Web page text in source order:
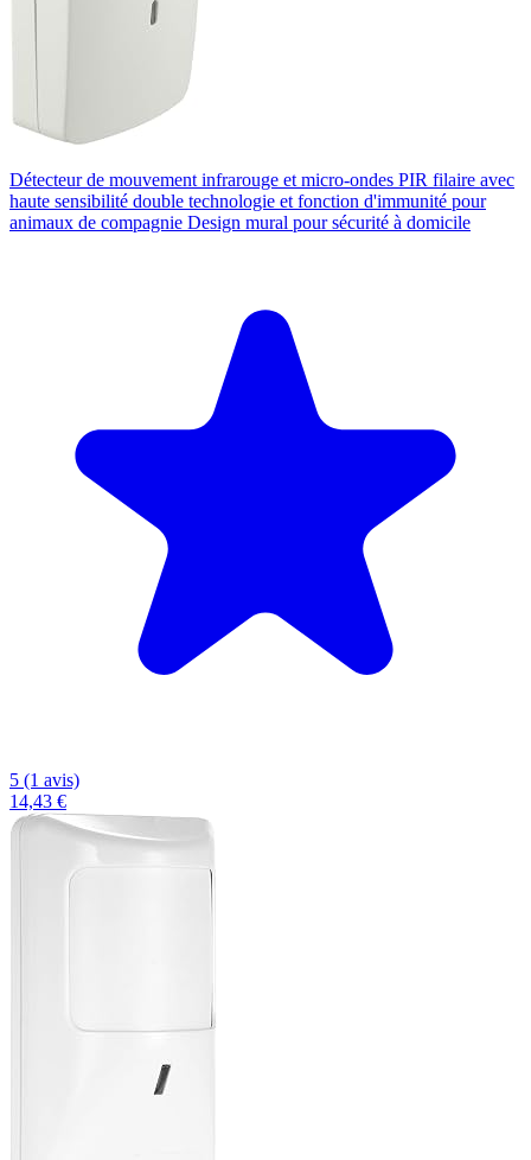
Détecteur de mouvement infrarouge et micro-ondes PIR filaire avec
haute sensibilité double technologie et fonction d'immunité pour
animaux de compagnie Design mural pour sécurité à domicile
5 (1 avis)
14,43 €